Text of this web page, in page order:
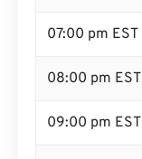
07:00 pm EST
08:00 pm EST
09:00 pm EST